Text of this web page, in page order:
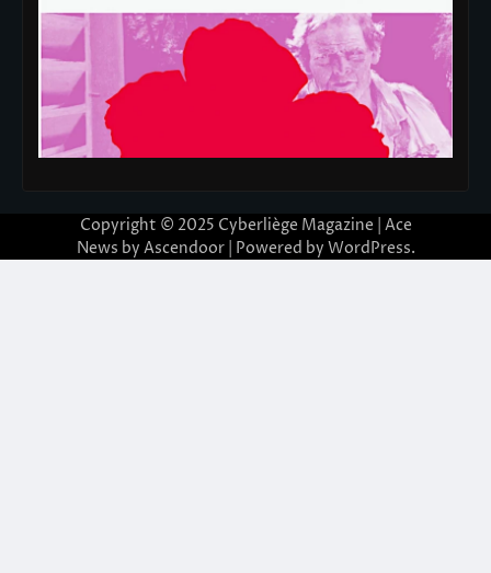
Copyright © 2025 Cyberliège Magazine | Ace
News by Ascendoor| Powered by WordPress.